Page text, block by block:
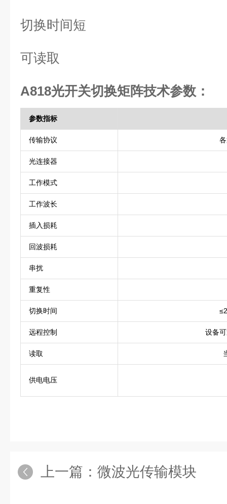
切换时间短
可读取
A818光开关切换矩阵技术参数：
参数指标
传输协议
光连接器
工作模式
工作波长
插入损耗
回波损耗
串扰
重复性
切换时间
远程控制 设备
读取
供电电压
上一篇： 微波光传输模块